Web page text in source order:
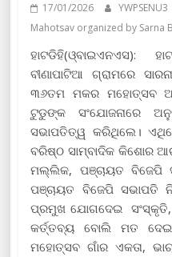
17/01/2026 YWPSENU3
Mahotsav organized by Sarna
ହାଟଡିହି(ଓ୍ବାଇଏନଏସ):
ବୀଣାପାଟିଆ ଗ୍ରାମରେ
୩୬ତମ ମକର ମହୋତ୍ସବ
ଟୁଡୁଙ୍କ ସଂଯୋଜନାରେ
ସଭାପତିତ୍ୱ କରିଥିଲେ।
ବରିଷ୍ଠ ସାମ୍ବାଦିକ କିଶୋର
ମଲ୍ଲିକ, ପଞ୍ଚାୟତ ବିଜେପି
ପଞ୍ଚାୟତ ବିଜେପି ସଭାପତି
ପ୍ରମୁଖ ଯୋଗଦେଇ ସଂସ୍କୃତି,
କର୍ତ୍ତବ୍ୟ ବୋଲି ମତ
ମହୋତ୍ସବ ଗାଁର ଏକତା,